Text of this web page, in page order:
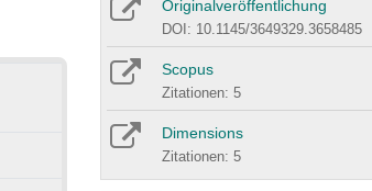
Originalveröffentlichung
DOI: 10.1145/3649329.3658485
Scopus
Zitationen: 5
Dimensions
Zitationen: 5